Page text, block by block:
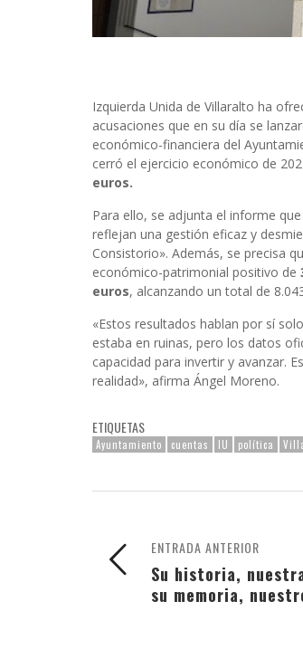
Izquierda Unida de Villaralto ha
acusaciones que en su día se
económico-financiera del
cerró el ejercicio económico de
euros.
Para ello, se adjunta el informe
reflejan una gestión eficaz y
Consistorio». Además, se precisa
económico-patrimonial positivo de
euros, alcanzando un total de
«Estos resultados hablan por sí
estaba en ruinas, pero los datos
capacidad para invertir y avanzar.
realidad», afirma Ángel Moreno.
ETIQUETAS
Ayuntamiento cuentas IU política
ENTRADA ANTERIOR
Su historia,
su memoria,